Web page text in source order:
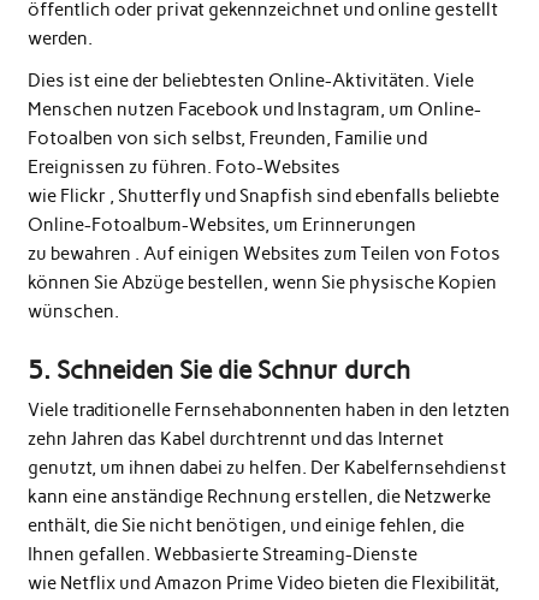
öffentlich oder privat gekennzeichnet und online gestellt
werden.
Dies ist eine der beliebtesten Online-Aktivitäten. Viele
Menschen nutzen Facebook und Instagram, um Online-
Fotoalben von sich selbst, Freunden, Familie und
Ereignissen zu führen. Foto-Websites
wie Flickr, ShutterflyundSnapfish sind ebenfalls beliebte
Online-Fotoalbum-Websites, um Erinnerungen
zu bewahren . Auf einigen Websites zum Teilen von Fotos
können Sie Abzüge bestellen, wenn Sie physische Kopien
wünschen.
5. Schneiden Sie die Schnur durch
Viele traditionelle Fernsehabonnenten haben in den letzten
zehn Jahren das Kabel durchtrennt und das Internet
genutzt, um ihnen dabei zu helfen. Der Kabelfernsehdienst
kann eine anständige Rechnung erstellen, die Netzwerke
enthält, die Sie nicht benötigen, und einige fehlen, die
Ihnen gefallen. Webbasierte Streaming-Dienste
wie NetflixundAmazon Prime Video bieten die Flexibilität,